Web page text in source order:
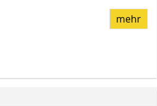
mehr